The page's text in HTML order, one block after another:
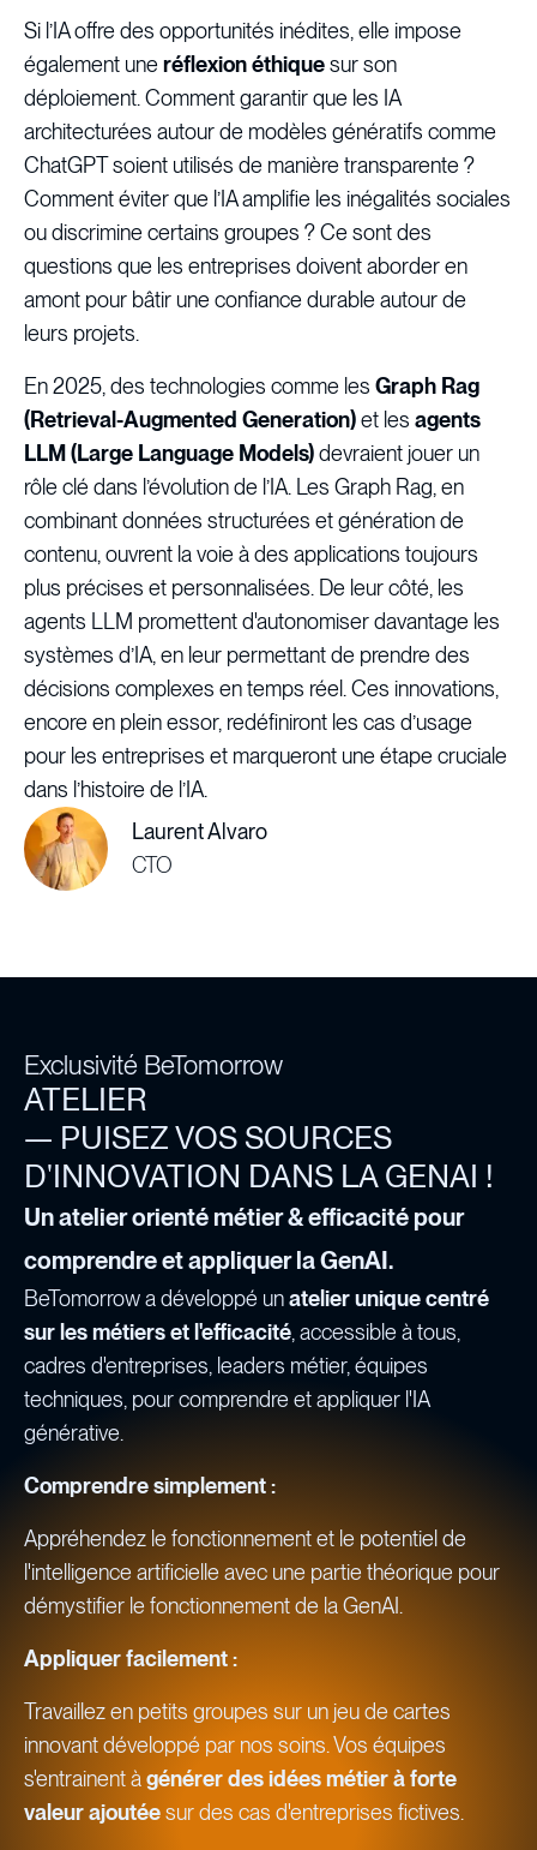
Si l’IA offre des opportunités inédites, elle impose
également uneréflexion éthiquesur son
déploiement. Comment garantir que les IA
architecturées autour de modèles génératifs comme
ChatGPT soient utilisés de manière transparente ?
Comment éviter que l’IA amplifie les inégalités sociales
ou discrimine certains groupes ? Ce sont des
questions que les entreprises doivent aborder en
amont pour bâtir une confiance durable autour de
leurs projets.
En 2025, des technologies comme les Graph Rag
(Retrieval-Augmented Generation)et les agents
LLM (Large Language Models)devraient jouer un
rôle clé dans l’évolution de l’IA. Les Graph Rag, en
combinant données structurées et génération de
contenu, ouvrent la voie à des applications toujours
plus précises et personnalisées. De leur côté, les
agents LLM promettent d'autonomiser davantage les
systèmes d’IA, en leur permettant de prendre des
décisions complexes en temps réel. Ces innovations,
encore en plein essor, redéfiniront les cas d’usage
pour les entreprises et marqueront une étape cruciale
dans l’histoire de l’IA.
Laurent Alvaro
CTO
Exclusivité BeTomorrow
ATELIER
— PUISEZ VOS SOURCES
D'INNOVATION DANS LA GENAI !
Un atelier orienté métier & efficacité pour
comprendre et appliquer la GenAI.
BeTomorrow a développé unatelier unique centré
sur les métiers et l'efficacité , accessible à tous,
cadres d'entreprises, leaders métier, équipes
techniques, pour comprendre et appliquer l'IA
générative.
Comprendre simplement :
Appréhendez le fonctionnement et le potentiel de
l'intelligence artificielle avec une partie théorique pour
démystifier le fonctionnement de la GenAI.
Appliquer facilement :
Travaillez en petits groupes sur un jeu de cartes
innovant développé par nos soins. Vos équipes
s'entrainent àgénérer des idées métier à forte
valeur ajoutéesur des cas d'entreprises fictives.